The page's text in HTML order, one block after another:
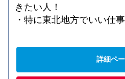
きたい人！
・特に東北地方でいい仕
詳細ペ